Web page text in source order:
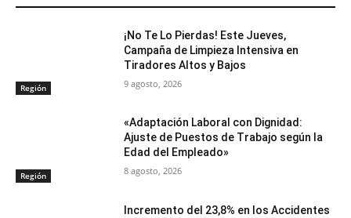
Región
¡No Te Lo Pierdas! Este Jueves,
Campaña de Limpieza Intensiva en
Tiradores Altos y Bajos
9 agosto, 2026
Región
«Adaptación Laboral con Dignidad:
Ajuste de Puestos de Trabajo según la
Edad del Empleado»
8 agosto, 2026
Incremento del 23,8% en los Accidentes